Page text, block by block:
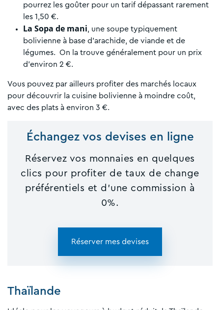
pourrez les goûter pour un tarif dépassant rarement
les 1,50 €.
La Sopa de mani, une soupe typiquement
bolivienne à base d’arachide, de viande et de
légumes. On la trouve généralement pour un prix
d’environ 2 €.
Vous pouvez par ailleurs profiter des marchés locaux
pour découvrir la cuisine bolivienne à moindre coût,
avec des plats à environ 3 €.
Échangez vos devises en ligne
Réservez vos monnaies en quelques
clics pour profiter de taux de change
préférentiels et d'une commission à
0%.
Réserver mes devises
Thaïlande